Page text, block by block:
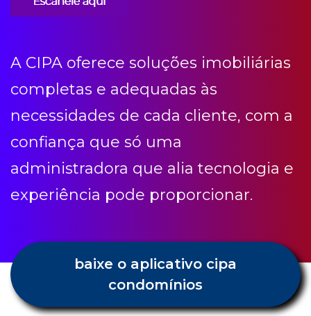
necessidades de cada cliente, com a
administradora que alia tecnologia e
experiência pode proporcionar.
baixe o aplicativo cipa
condomínios
Condomínio etc
Receba todas as novidades e dicas
Cipa.